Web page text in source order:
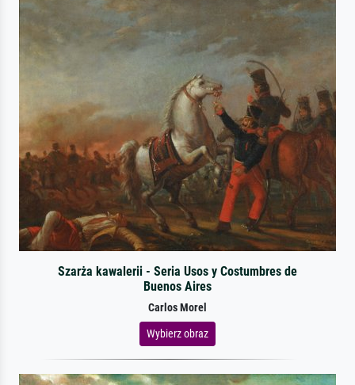
Szarża kawalerii - Seria Usos y Costumbres de
Buenos Aires
Carlos Morel
Wybierz obraz